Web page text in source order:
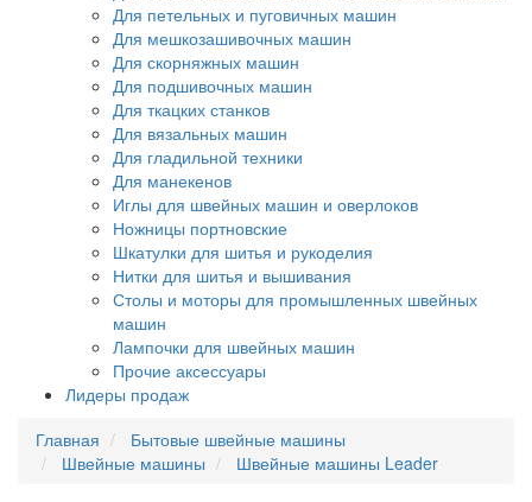
Для петельных и пуговичных машин
Для мешкозашивочных машин
Для скорняжных машин
Для подшивочных машин
Для ткацких станков
Для вязальных машин
Для гладильной техники
Для манекенов
Иглы для швейных машин и оверлоков
Ножницы портновские
Шкатулки для шитья и рукоделия
Нитки для шитья и вышивания
Столы и моторы для промышленных швейных
машин
Лампочки для швейных машин
Прочие аксессуары
Лидеры продаж
Главная
Бытовые швейные машины
Швейные машины
Швейные машины Leader